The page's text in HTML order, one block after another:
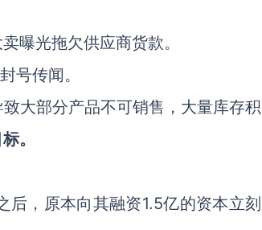
曝光拖欠供应商货款。
号传闻。
大部分产品不可销售，大量库存积
。
，原本向其融资1.5亿的资本立刻